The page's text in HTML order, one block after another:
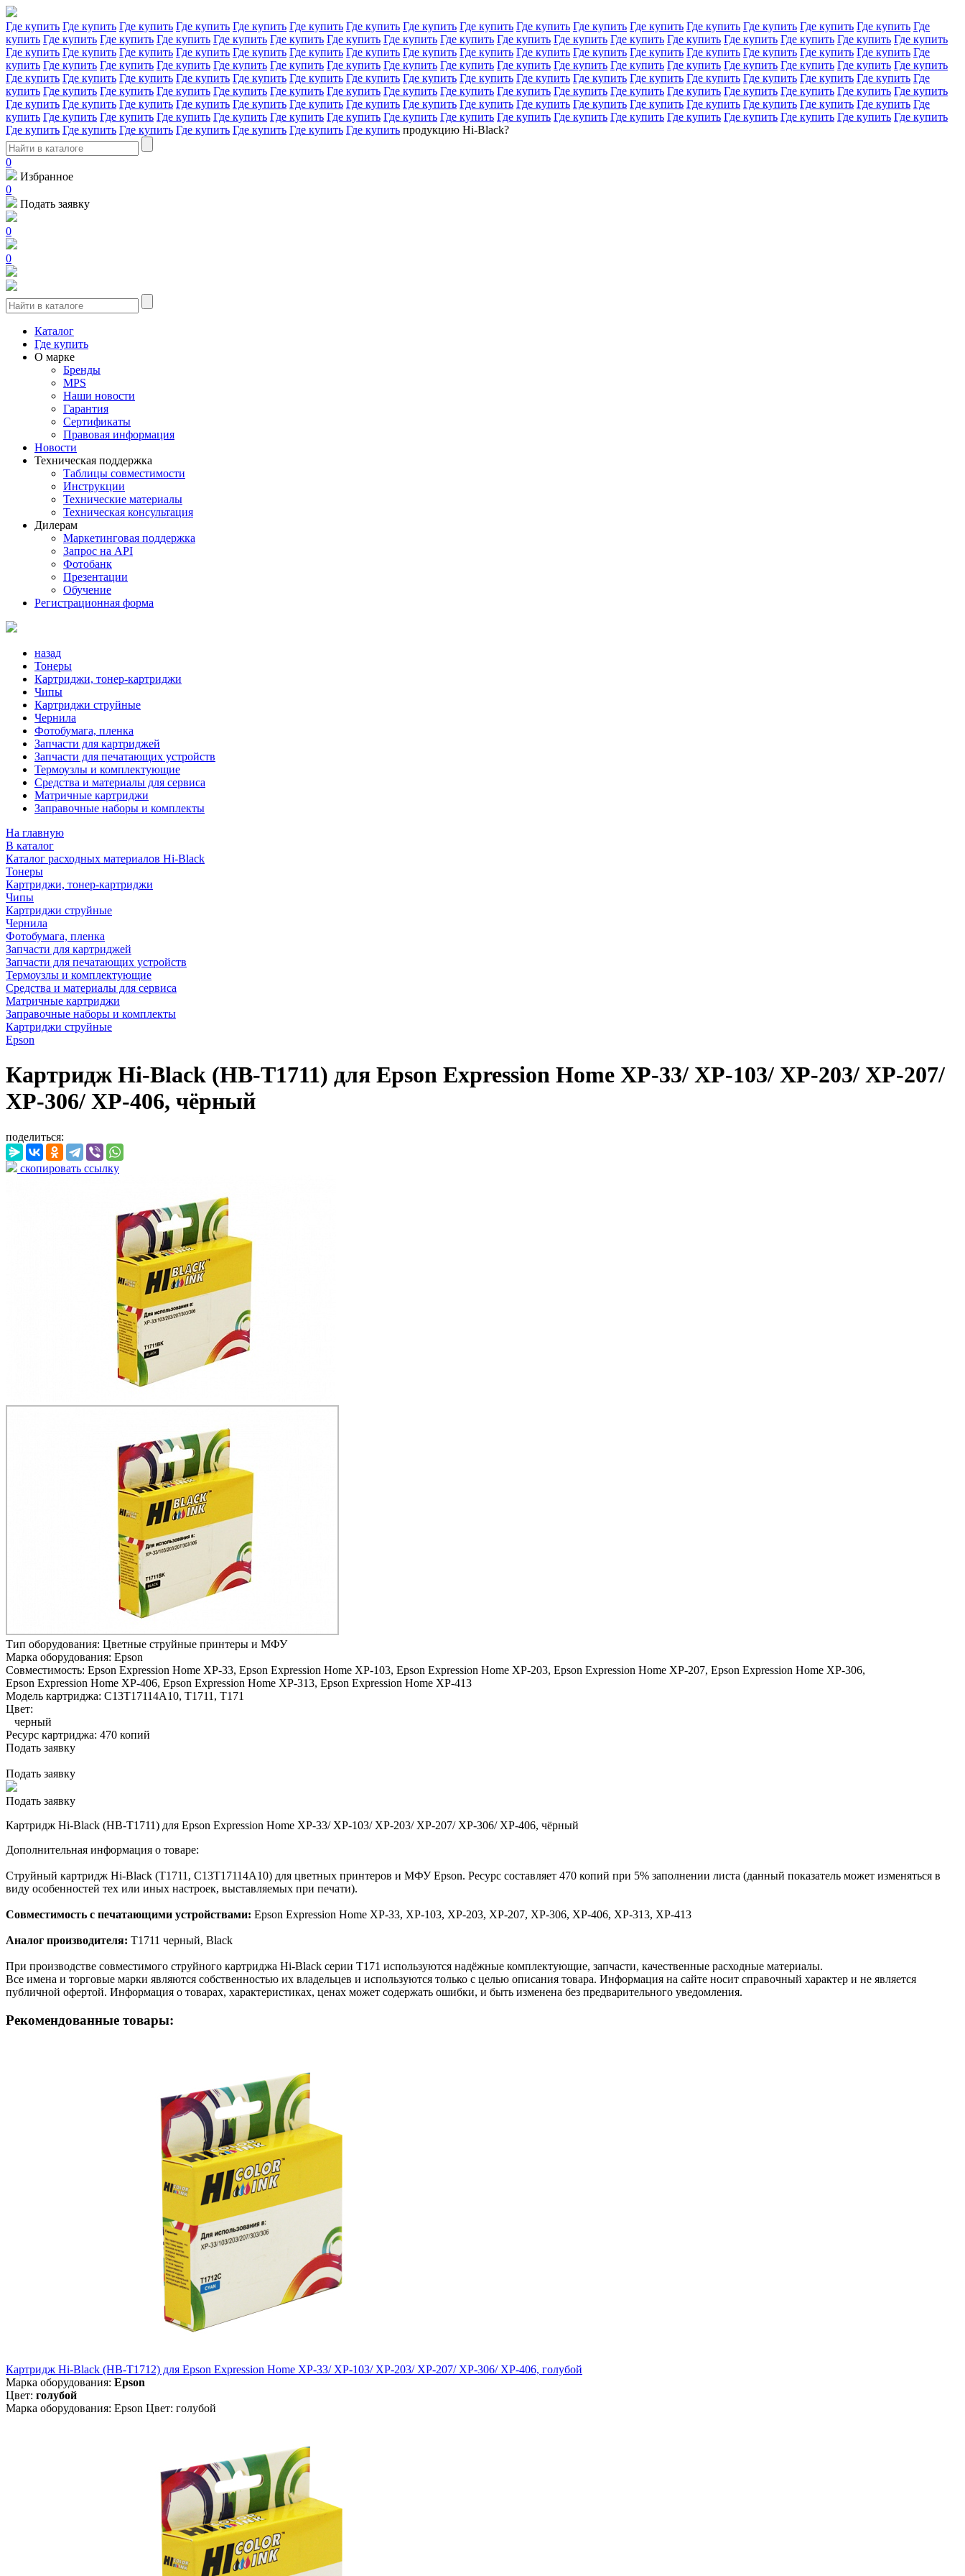
Где купить Где купить Где купить Где купить Где купить Где купить Где купить Где купить Где купить Где купить Где купить Где купить Где купить Где купить Где купить Где купить Где
купить Где купить Где купить Где купить Где купить Где купить Где купить Где купить Где купить Где купить Где купить Где купить Где купить Где купить Где купить Где купить Где купить
Где купить Где купить Где купить Где купить Где купить Где купить Где купить Где купить Где купить Где купить Где купить Где купить Где купить Где купить Где купить Где купить Где
купить Где купить Где купить Где купить Где купить Где купить Где купить Где купить Где купить Где купить Где купить Где купить Где купить Где купить Где купить Где купить Где купить
Где купить Где купить Где купить Где купить Где купить Где купить Где купить Где купить Где купить Где купить Где купить Где купить Где купить Где купить Где купить Где купить Где
купить Где купить Где купить Где купить Где купить Где купить Где купить Где купить Где купить Где купить Где купить Где купить Где купить Где купить Где купить Где купить Где купить
Где купить Где купить Где купить Где купить Где купить Где купить Где купить Где купить Где купить Где купить Где купить Где купить Где купить Где купить Где купить Где купить Где
купить Где купить Где купить Где купить Где купить Где купить Где купить Где купить Где купить Где купить Где купить Где купить Где купить Где купить Где купить Где купить Где купить
Где купить Где купить Где купить Где купить Где купить Где купить Где купить продукцию Hi-Black?
0
Избранное
0
Подать заявку
0
0
Каталог
Где купить
О марке
Бренды
MPS
Наши новости
Гарантия
Сертификаты
Правовая информация
Новости
Техническая поддержка
Таблицы совместимости
Инструкции
Технические материалы
Техническая консультация
Дилерам
Маркетинговая поддержка
Запрос на API
Фотобанк
Презентации
Обучение
Регистрационная форма
назад
Тонеры
Картриджи, тонер-картриджи
Чипы
Картриджи струйные
Чернила
Фотобумага, пленка
Запчасти для картриджей
Запчасти для печатающих устройств
Термоузлы и комплектующие
Средства и материалы для сервиса
Матричные картриджи
Заправочные наборы и комплекты
На главную
В каталог
Каталог расходных материалов Hi-Black
Тонеры
Картриджи, тонер-картриджи
Чипы
Картриджи струйные
Чернила
Фотобумага, пленка
Запчасти для картриджей
Запчасти для печатающих устройств
Термоузлы и комплектующие
Средства и материалы для сервиса
Матричные картриджи
Заправочные наборы и комплекты
Картриджи струйные
Epson
Картридж Hi-Black (HB-T1711) для Epson Expression Home XP-33/ XP-103/ XP-203/ XP-207/
XP-306/ XP-406, чёрный
поделиться:
скопировать ссылку
Тип оборудования: Цветные струйные принтеры и МФУ
Марка оборудования: Epson
Совместимость: Epson Expression Home XP-33, Epson Expression Home XP-103, Epson Expression Home XP-203, Epson Expression Home XP-207, Epson Expression Home XP-306,
Epson Expression Home XP-406, Epson Expression Home XP-313, Epson Expression Home XP-413
Модель картриджа: C13T17114A10, T1711, T171
Цвет:
черный
Ресурс картриджа: 470 копий
Подать заявку
Подать заявку
Подать заявку
Картридж Hi-Black (HB-T1711) для Epson Expression Home XP-33/ XP-103/ XP-203/ XP-207/ XP-306/ XP-406, чёрный
Дополнительная информация о товаре:
Струйный картридж Hi-Black (T1711, C13T17114A10) для цветных принтеров и МФУ Epson. Ресурс составляет 470 копий при 5% заполнении листа (данный показатель может изменяться в
виду особенностей тех или иных настроек, выставляемых при печати).
Совместимость с печатающими устройствами: Epson Expression Home XP-33, XP-103, XP-203, XP-207, XP-306, XP-406, XP-313, XP-413
Аналог производителя: T1711 черный, Black
При производстве совместимого струйного картриджа Hi-Black серии T171 используются надёжные комплектующие, запчасти, качественные расходные материалы.
Все имена и торговые марки являются собственностью их владельцев и используются только с целью описания товара. Информация на сайте носит справочный характер и не является
публичной офертой. Информация о товарах, характеристиках, ценах может содержать ошибки, и быть изменена без предварительного уведомления.
Рекомендованные товары:
Картридж Hi-Black (HB-T1712) для Epson Expression Home XP-33/ XP-103/ XP-203/ XP-207/ XP-306/ XP-406, голубой
Марка оборудования: Epson
Цвет: голубой
Марка оборудования: Epson Цвет: голубой